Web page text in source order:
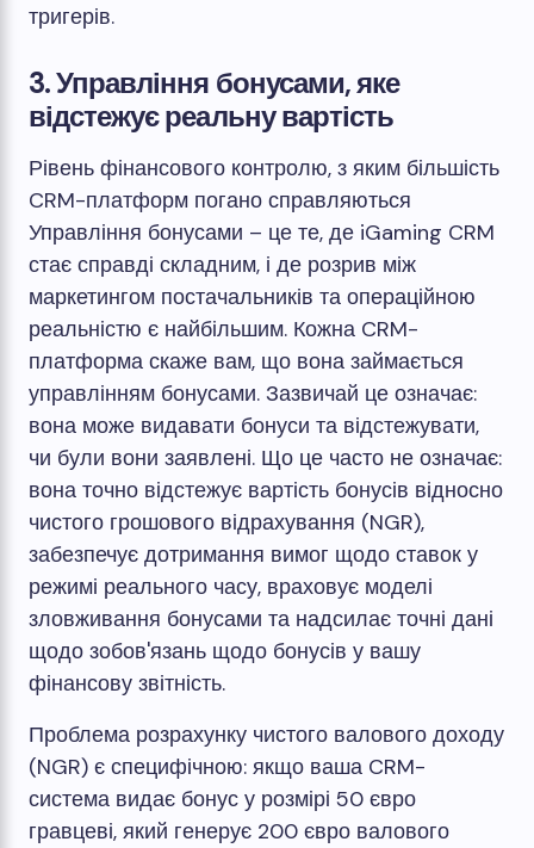
тригерів.
3. Управління бонусами, яке
відстежує реальну вартість
Рівень фінансового контролю, з яким більшість
CRM-платформ погано справляються
Управління бонусами – це те, де iGaming CRM
стає справді складним, і де розрив між
маркетингом постачальників та операційною
реальністю є найбільшим. Кожна CRM-
платформа скаже вам, що вона займається
управлінням бонусами. Зазвичай це означає:
вона може видавати бонуси та відстежувати,
чи були вони заявлені. Що це часто не означає:
вона точно відстежує вартість бонусів відносно
чистого грошового відрахування (NGR),
забезпечує дотримання вимог щодо ставок у
режимі реального часу, враховує моделі
зловживання бонусами та надсилає точні дані
щодо зобов'язань щодо бонусів у вашу
фінансову звітність.
Проблема розрахунку чистого валового доходу
(NGR) є специфічною: якщо ваша CRM-
система видає бонус у розмірі 50 євро
гравцеві, який генерує 200 євро валового